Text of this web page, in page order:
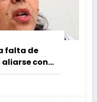
falta de
aliarse con